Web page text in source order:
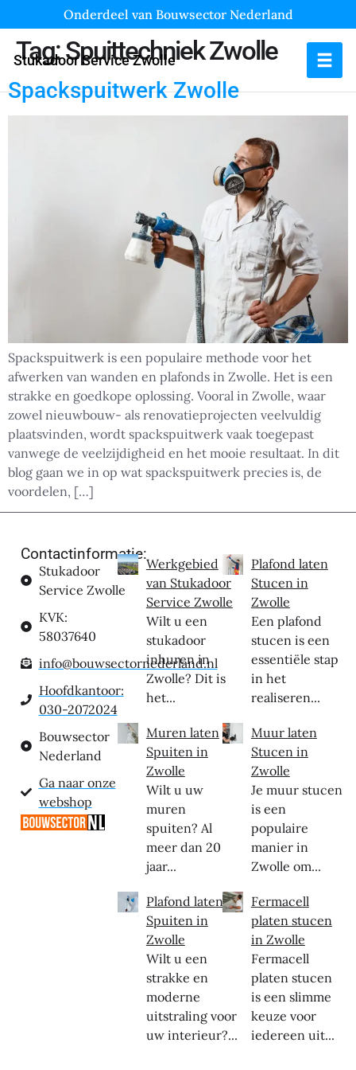
Onderdeel van Bouwsector Nederland
Stukadoor Service Zwolle
Tag:Spuittechniek Zwolle
Spackspuitwerk Zwolle
Spackspuitwerk is een populaire methode voor het
afwerken van wanden en plafonds in Zwolle. Het is een
strakke en goedkope oplossing. Vooral in Zwolle, waar
zowel nieuwbouw- als renovatieprojecten veelvuldig
plaatsvinden, wordt spackspuitwerk vaak toegepast
vanwege de veelzijdigheid en het mooie resultaat. In dit
blog gaan we in op wat spackspuitwerk precies is, de
voordelen, […]
Contactinformatie:
Stukadoor
Service Zwolle
KVK:
58037640
info@bouwsectornederland.nl
Hoofdkantoor:
030-2072024
Bouwsector
Nederland
Ga naar onze
webshop
Werkgebied
van Stukadoor
Service Zwolle
Wilt u een
stukadoor
inhuren in
Zwolle? Dit is
het...
Muren laten
Spuiten in
Zwolle
Wilt u uw
muren
spuiten? Al
meer dan 20
jaar...
Plafond laten
Spuiten in
Zwolle
Wilt u een
strakke en
moderne
uitstraling voor
uw interieur?...
Plafond laten
Stucen in
Zwolle
Een plafond
stucen is een
essentiële stap
in het
realiseren...
Muur laten
Stucen in
Zwolle
Je muur stucen
is een
populaire
manier in
Zwolle om...
Fermacell
platen stucen
in Zwolle
Fermacell
platen stucen
is een slimme
keuze voor
iedereen uit...